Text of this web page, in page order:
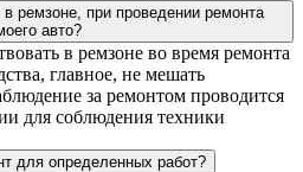
ремзоне, при проведении ремонта
авто?
в ремзоне во время ремонта
главное, не мешать
за ремонтом проводится
для соблюдения техники
для определенных работ?